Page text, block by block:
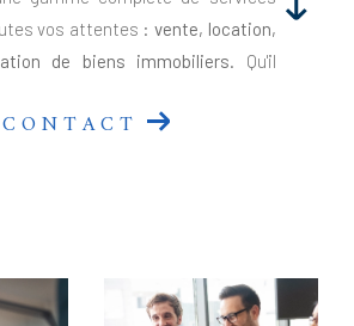
vos attentes : vente, location,
de biens immobiliers. Qu'il
locatifs ou de locaux
immobilier de
CONTACT